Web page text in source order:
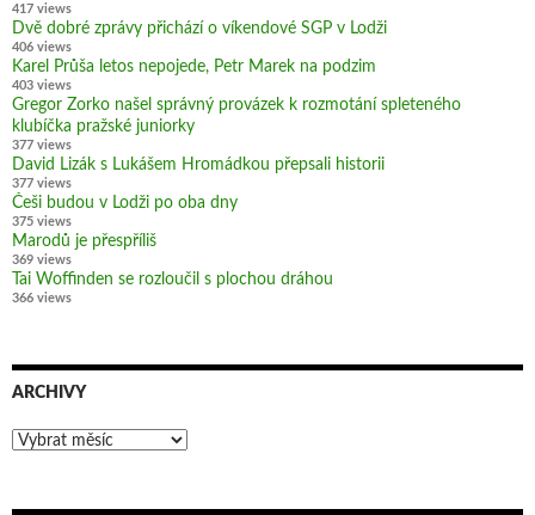
417 views
Dvě dobré zprávy přichází o víkendové SGP v Lodži
406 views
Karel Průša letos nepojede, Petr Marek na podzim
403 views
Gregor Zorko našel správný provázek k rozmotání spleteného
klubíčka pražské juniorky
377 views
David Lizák s Lukášem Hromádkou přepsali historii
377 views
Češi budou v Lodži po oba dny
375 views
Marodů je přespříliš
369 views
Tai Woffinden se rozloučil s plochou dráhou
366 views
ARCHIVY
Archivy